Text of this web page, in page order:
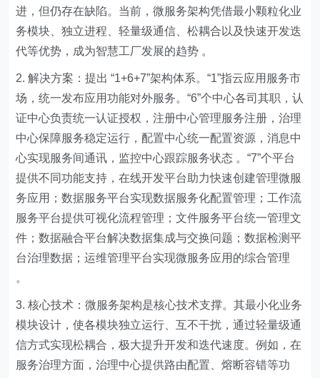
进，但仍存在缺陷。当前，微服务架构凭借最小颗粒化业
务模块、独立进程、轻量级通信、松耦合以及快速开发迭
代等优势，成为智慧工厂发展的趋势 。
2. 解决方案：提出 “1+6+7”架构体系。“1”指云应用服务市
场，统一发布应用功能对外服务。“6”个中心各司其职，认
证中心负责统一认证授权，注册中心管理服务注册，治理
中心保障服务稳定运行，配置中心统一配置资源，消息中
心实现服务间通讯，监控中心跟踪服务状态 。“7”个平台
提供不同功能支持，在线开发平台助力快速创建管理微服
务应用；数据服务平台实现数据服务化配置管理；工作流
服务平台提供可视化流程管理；文件服务平台统一管理文
件；数据融合平台解决数据集成与交换问题；数据检测平
台治理数据；运维管理平台实现微服务应用的综合管理
。
3. 核心技术：微服务架构是核心技术支撑。其最小化业务
模块设计，使各模块独立运行、互不干扰，通过轻量级通
信方式实现松耦合，极大提升开发和迭代速度。例如，在
服务治理方面，治理中心提供路由配置、熔断容错等功